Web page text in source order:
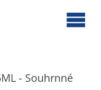
- Souhrnné